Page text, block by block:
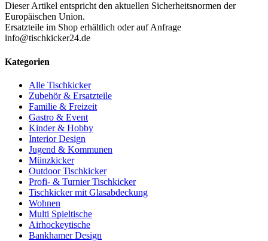
Dieser Artikel entspricht den aktuellen Sicherheitsnormen der
Europäischen Union.
Ersatzteile im Shop erhältlich oder auf Anfrage
info@tischkicker24.de
Kategorien
Alle Tischkicker
Zubehör & Ersatzteile
Familie & Freizeit
Gastro & Event
Kinder & Hobby
Interior Design
Jugend & Kommunen
Münzkicker
Outdoor Tischkicker
Profi- & Turnier Tischkicker
Tischkicker mit Glasabdeckung
Wohnen
Multi Spieltische
Airhockeytische
Bankhamer Design